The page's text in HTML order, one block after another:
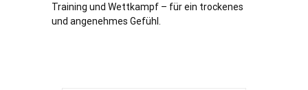
Training und Wettkampf – für ein trockenes
und angenehmes Gefühl.